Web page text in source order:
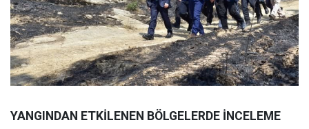
YANGINDAN ETKİLENEN BÖLGELERDE İNCELEME